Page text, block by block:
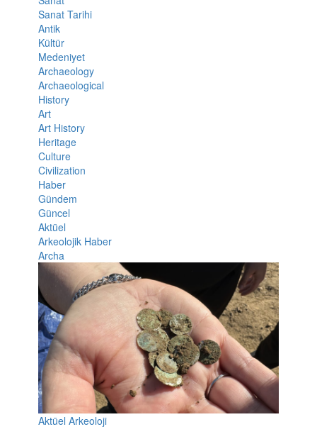
Sanat Tarihi
Antik
Kültür
Medeniyet
Archaeology
Archaeological
History
Art
Art History
Heritage
Culture
Civilization
Haber
Gündem
Güncel
Aktüel
Arkeolojik Haber
Archa
Aktüel Arkeoloji